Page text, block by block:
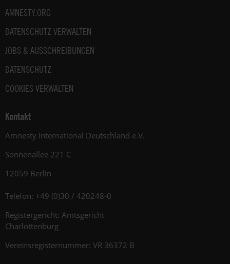
AMNESTY.ORG
DATENSCHUTZ VERWALTEN
JOBS & AUSSCHREIBUNGEN
DATENSCHUTZ
COOKIES VERWALTEN
Kontakt
Amnesty International Deutschland e.V.
Sonnenallee 221 C
12059 Berlin
Telefon: +49 (0)30 / 420248-0
Registergericht: Amtsgericht
Charlottenburg
Vereinsregisternummer: VR 36372 B